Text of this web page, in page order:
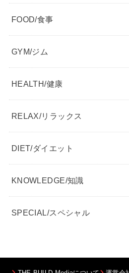
FOOD/食事
GYM/ジム
HEALTH/健康
RELAX/リラックス
DIET/ダイエット
KNOWLEDGE/知識
SPECIAL/スペシャル